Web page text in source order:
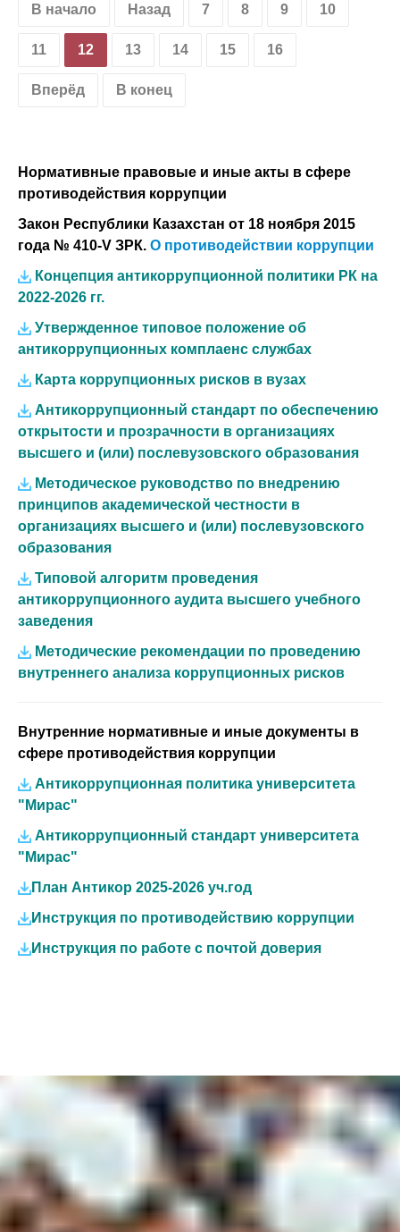
В начало Назад 7 8 9 10
11 12 13 14 15 16
Вперёд В конец
Нормативные правовые и иные акты в сфере
противодействия коррупции
Закон Республики Казахстан от 18 ноября 2015
года № 410-V ЗРК. О противодействии коррупции
Концепция антикоррупционной политики РК на
2022-2026 гг.
Утвержденное типовое положение об
антикоррупционных комплаенс службах
Карта коррупционных рисков в вузах
Антикоррупционный стандарт по обеспечению
открытости и прозрачности в организациях
высшего и (или) послевузовского образования
Методическое руководство по внедрению
принципов академической честности в
организациях высшего и (или) послевузовского
образования
Типовой алгоритм проведения
антикоррупционного аудита высшего учебного
заведения
Методические рекомендации по проведению
внутреннего анализа коррупционных рисков
Внутренние нормативные и иные документы в
сфере противодействия коррупции
Антикоррупционная политика университета
"Мирас"
Антикоррупционный стандарт университета
"Мирас"
План Антикор 2025-2026 уч.год
Инструкция по противодействию коррупции
Инструкция по работе с почтой доверия